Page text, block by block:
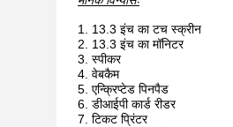
13.3 इंच का टच स्क्रीन
13.3 इंच का मॉनिटर
स्पीकर
वेबकैम
एन्क्रिप्टेड पिनपैड
डीआईपी कार्ड रीडर
टिकट प्रिंटर